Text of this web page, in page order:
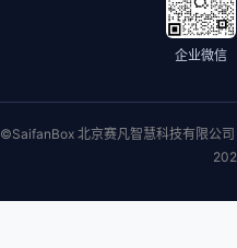
企业微信
©SaifanBox 北京赛凡智慧科技有限公